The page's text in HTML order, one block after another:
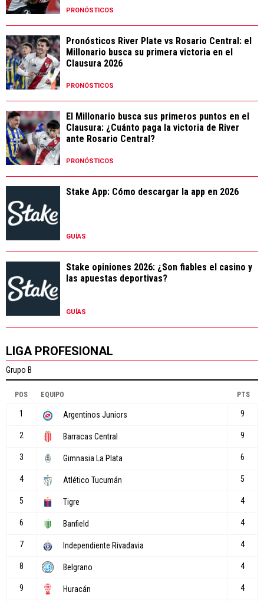
PRONÓSTICOS
Pronósticos River Plate vs Rosario Central: el
Millonario busca su primera victoria en el
Clausura 2026
PRONÓSTICOS
El Millonario busca sus primeros puntos en el
Clausura: ¿Cuánto paga la victoria de River
ante Rosario Central?
PRONÓSTICOS
Stake App: Cómo descargar la app en 2026
GUÍAS
Stake opiniones 2026: ¿Son fiables el casino y
las apuestas deportivas?
GUÍAS
LIGA PROFESIONAL